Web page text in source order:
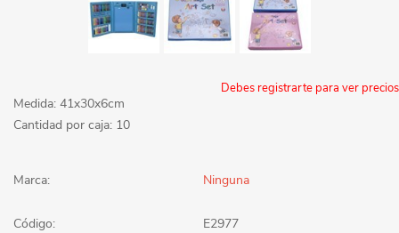
Debes registrarte para ver precios
Medida: 41x30x6cm
Cantidad por caja: 10
Marca: Ninguna
Código: E2977